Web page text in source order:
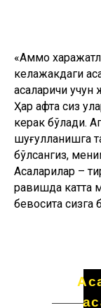
бўлсангиз,
Асаларилар –
равишда катта
бевосита сизга
буюртма
соф зотини